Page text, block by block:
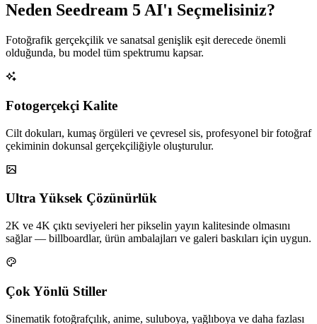
Neden Seedream 5 AI'ı Seçmelisiniz?
Fotoğrafik gerçekçilik ve sanatsal genişlik eşit derecede önemli
olduğunda, bu model tüm spektrumu kapsar.
Fotogerçekçi Kalite
Cilt dokuları, kumaş örgüleri ve çevresel sis, profesyonel bir fotoğraf
çekiminin dokunsal gerçekçiliğiyle oluşturulur.
Ultra Yüksek Çözünürlük
2K ve 4K çıktı seviyeleri her pikselin yayın kalitesinde olmasını
sağlar — billboardlar, ürün ambalajları ve galeri baskıları için uygun.
Çok Yönlü Stiller
Sinematik fotoğrafçılık, anime, suluboya, yağlıboya ve daha fazlası